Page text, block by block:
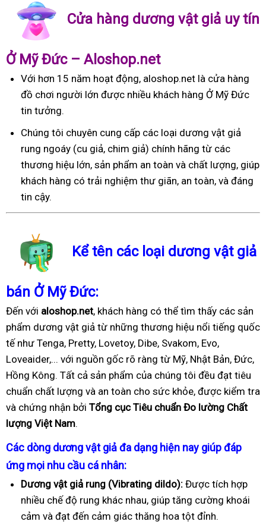
Cửa hàng dương vật giả uy tín
Ở Mỹ Đức – Aloshop.net
Với hơn 15 năm hoạt động, aloshop.net là cửa hàng
đồ chơi người lớn được nhiều khách hàng Ở Mỹ Đức
tin tưởng.
Chúng tôi chuyên cung cấp các loại dương vật giả
rung ngoáy (cu giả, chim giả) chính hãng từ các
thương hiệu lớn, sản phẩm an toàn và chất lượng, giúp
khách hàng có trải nghiệm thư giãn, an toàn, và đáng
tin cậy.
Kể tên các loại dương vật giả
bán Ở Mỹ Đức:
Đến với aloshop.net, khách hàng có thể tìm thấy các sản
phẩm dương vật giả từ những thương hiệu nổi tiếng quốc
tế như Tenga, Pretty, Lovetoy, Dibe, Svakom, Evo,
Loveaider,... với nguồn gốc rõ ràng từ Mỹ, Nhật Bản, Đức,
Hồng Kông. Tất cả sản phẩm của chúng tôi đều đạt tiêu
chuẩn chất lượng và an toàn cho sức khỏe, được kiểm tra
và chứng nhận bởi Tổng cục Tiêu chuẩn Đo lường Chất
lượng Việt Nam.
Các dòng dương vật giả đa dạng hiện nay giúp đáp
ứng mọi nhu cầu cá nhân:
Dương vật giả rung (Vibrating dildo): Được tích hợp
nhiều chế độ rung khác nhau, giúp tăng cường khoái
cảm và đạt đến cảm giác thăng hoa tột đỉnh.